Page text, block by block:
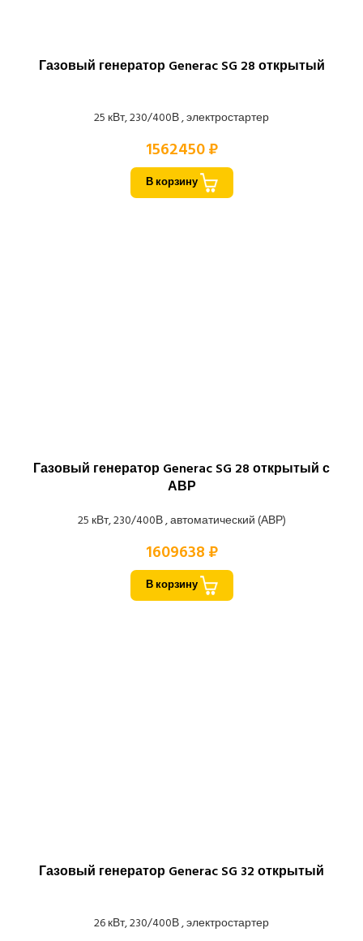
Газовый генератор Generac SG 28 открытый
25 кВт, 230/400В , электростартер
1562450 ₽
В корзину
Газовый генератор Generac SG 28 открытый с
АВР
25 кВт, 230/400В , автоматический (АВР)
1609638 ₽
В корзину
Газовый генератор Generac SG 32 открытый
26 кВт, 230/400В , электростартер